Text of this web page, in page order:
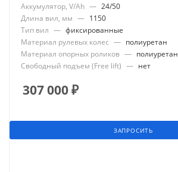
Аккумулятор, V/Ah — 24/50
Длина вил, мм — 1150
Тип вил — фиксированные
Материал рулевых колес — полиуретан
Материал опорных роликов — полиуретан
Свободный подъем (Free lift) — нет
307 000₽
ЗАПРОСИТЬ